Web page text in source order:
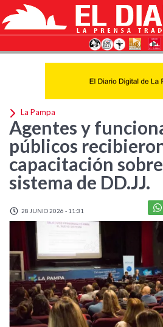
La Pampa
Agentes y
públicos
capacitación
sistema de DD.JJ.
28 JUNIO 2026 - 11:31